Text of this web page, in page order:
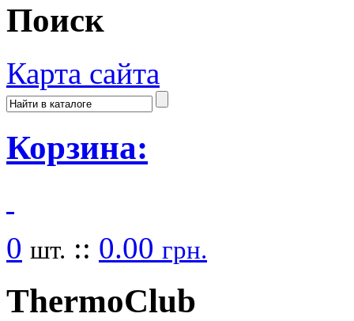
Поиск
Карта сайта
Корзина:
0 шт. :: 0.00 грн.
ThermoClub